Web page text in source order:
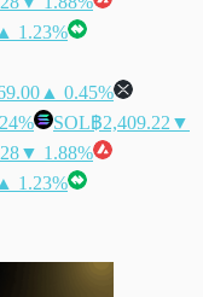
▲ 1.23%
▲ 0.45%
SOL฿2,409.22 ▼
▼ 1.88%
▲ 1.23%